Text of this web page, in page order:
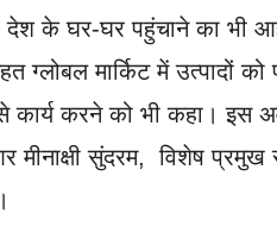
देश के घर-घर पहुंचाने का भी
मार्किट में उत्पादों को
कार्य करने को भी कहा। इस
सुंदरम, विशेष प्रमुख